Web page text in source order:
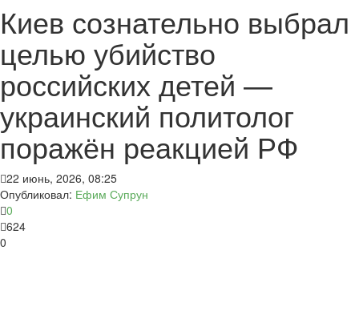
Киев сознательно выбрал
целью убийство
российских детей —
украинский политолог
поражён реакцией РФ
22 июнь, 2026, 08:25
Опубликовал: Ефим Супрун
0
624
0